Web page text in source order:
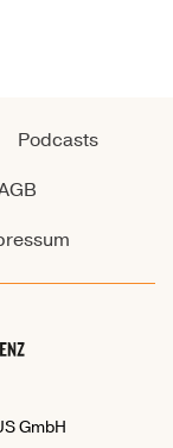
Podcasts
GmbH